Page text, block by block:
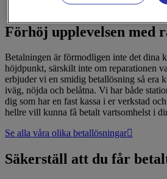
Förhöj upplevelsen med
Betalningen är förmodligen inte det dina
höjdpunkt, särskilt inte om reparationen
erbjuder vi en smidig betallösning så era
iväg, nöjda och belåtna. Vi har både
dig som har en fast kassa i er verkstad
hellre vill kunna få betalt vartsomhelst i
Se alla våra olika betallösningar
Säkerställ att du får